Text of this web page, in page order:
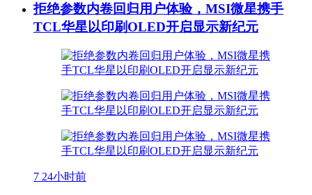
拒绝参数内卷回归用户体验，MSI微星携手
TCL华星以印刷OLED开启显示新纪元
7 24小时前